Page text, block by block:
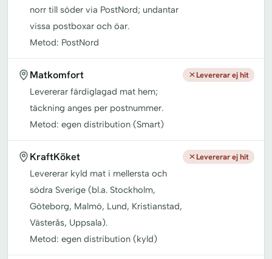
norr till söder via PostNord; undantar
vissa postboxar och öar.
Metod: PostNord
Matkomfort
Levererar färdiglagad mat hem;
täckning anges per postnummer.
Metod: egen distribution (Smart)
Levererar ej hit
KraftKöket
Levererar kyld mat i mellersta och
södra Sverige (bl.a. Stockholm,
Göteborg, Malmö, Lund, Kristianstad,
Västerås, Uppsala).
Metod: egen distribution (kyld)
Levererar ej hit